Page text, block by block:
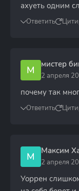
ахуеть одним
Ответить
М мистер
2 апреля
почему так
Ответить
М Максим
2 апреля
Уоррен